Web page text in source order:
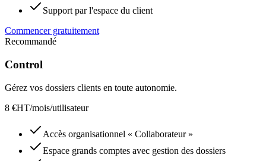
Support par l'espace du client
Commencer gratuitement
Recommandé
Control
Gérez vos dossiers clients en toute autonomie.
8 €HT/mois/utilisateur
Accès organisationnel « Collaborateur »
Espace grands comptes avec gestion des dossiers